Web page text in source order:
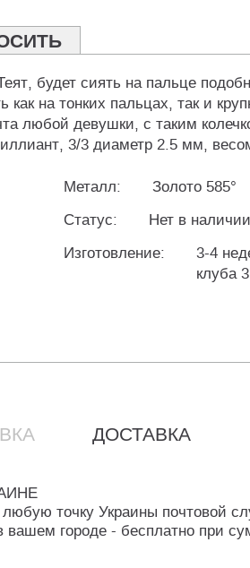
будет сиять на пальце
на тонких пальцах, так и
любой девушки, с таким
3/3 диаметр 2.5 мм,
Металл:
Золото 585°
Статус:
Нет в наличии
Изготовление:
3-4
клуба
ДОСТАВКА
любую точку Украины почтовой
вашем городе - бесплатно при